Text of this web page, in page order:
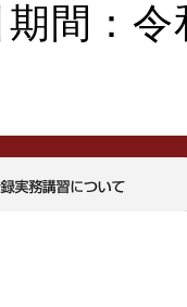
期間：